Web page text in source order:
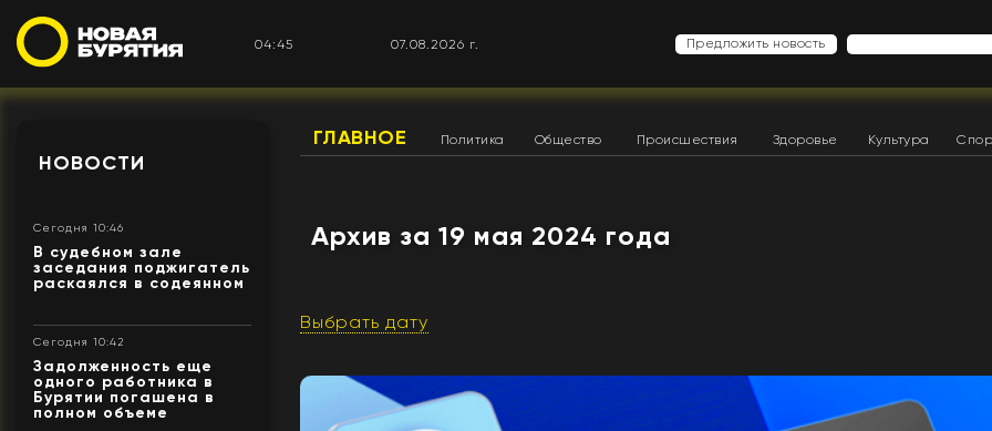
04:45 07.08.2026 г. Предложить новость
НОВОСТИ
Сегодня 10:46
В судебном зале
заседания поджигатель
раскаялся в содеянном
Сегодня 10:42
Задолженность еще
одного работника в
Бурятии погашена в
полном объеме
ГЛАВНОЕ Политика Общество Происшествия Здоровье Культура
Архив за 19 мая 2024 года
Выбрать дату